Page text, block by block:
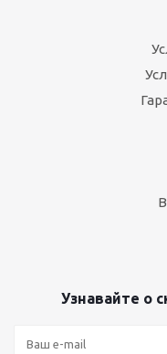
Узнавайте о